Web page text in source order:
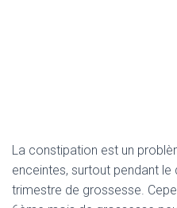
La constipation est un
enceintes, surtout pendant
trimestre de grossesse.